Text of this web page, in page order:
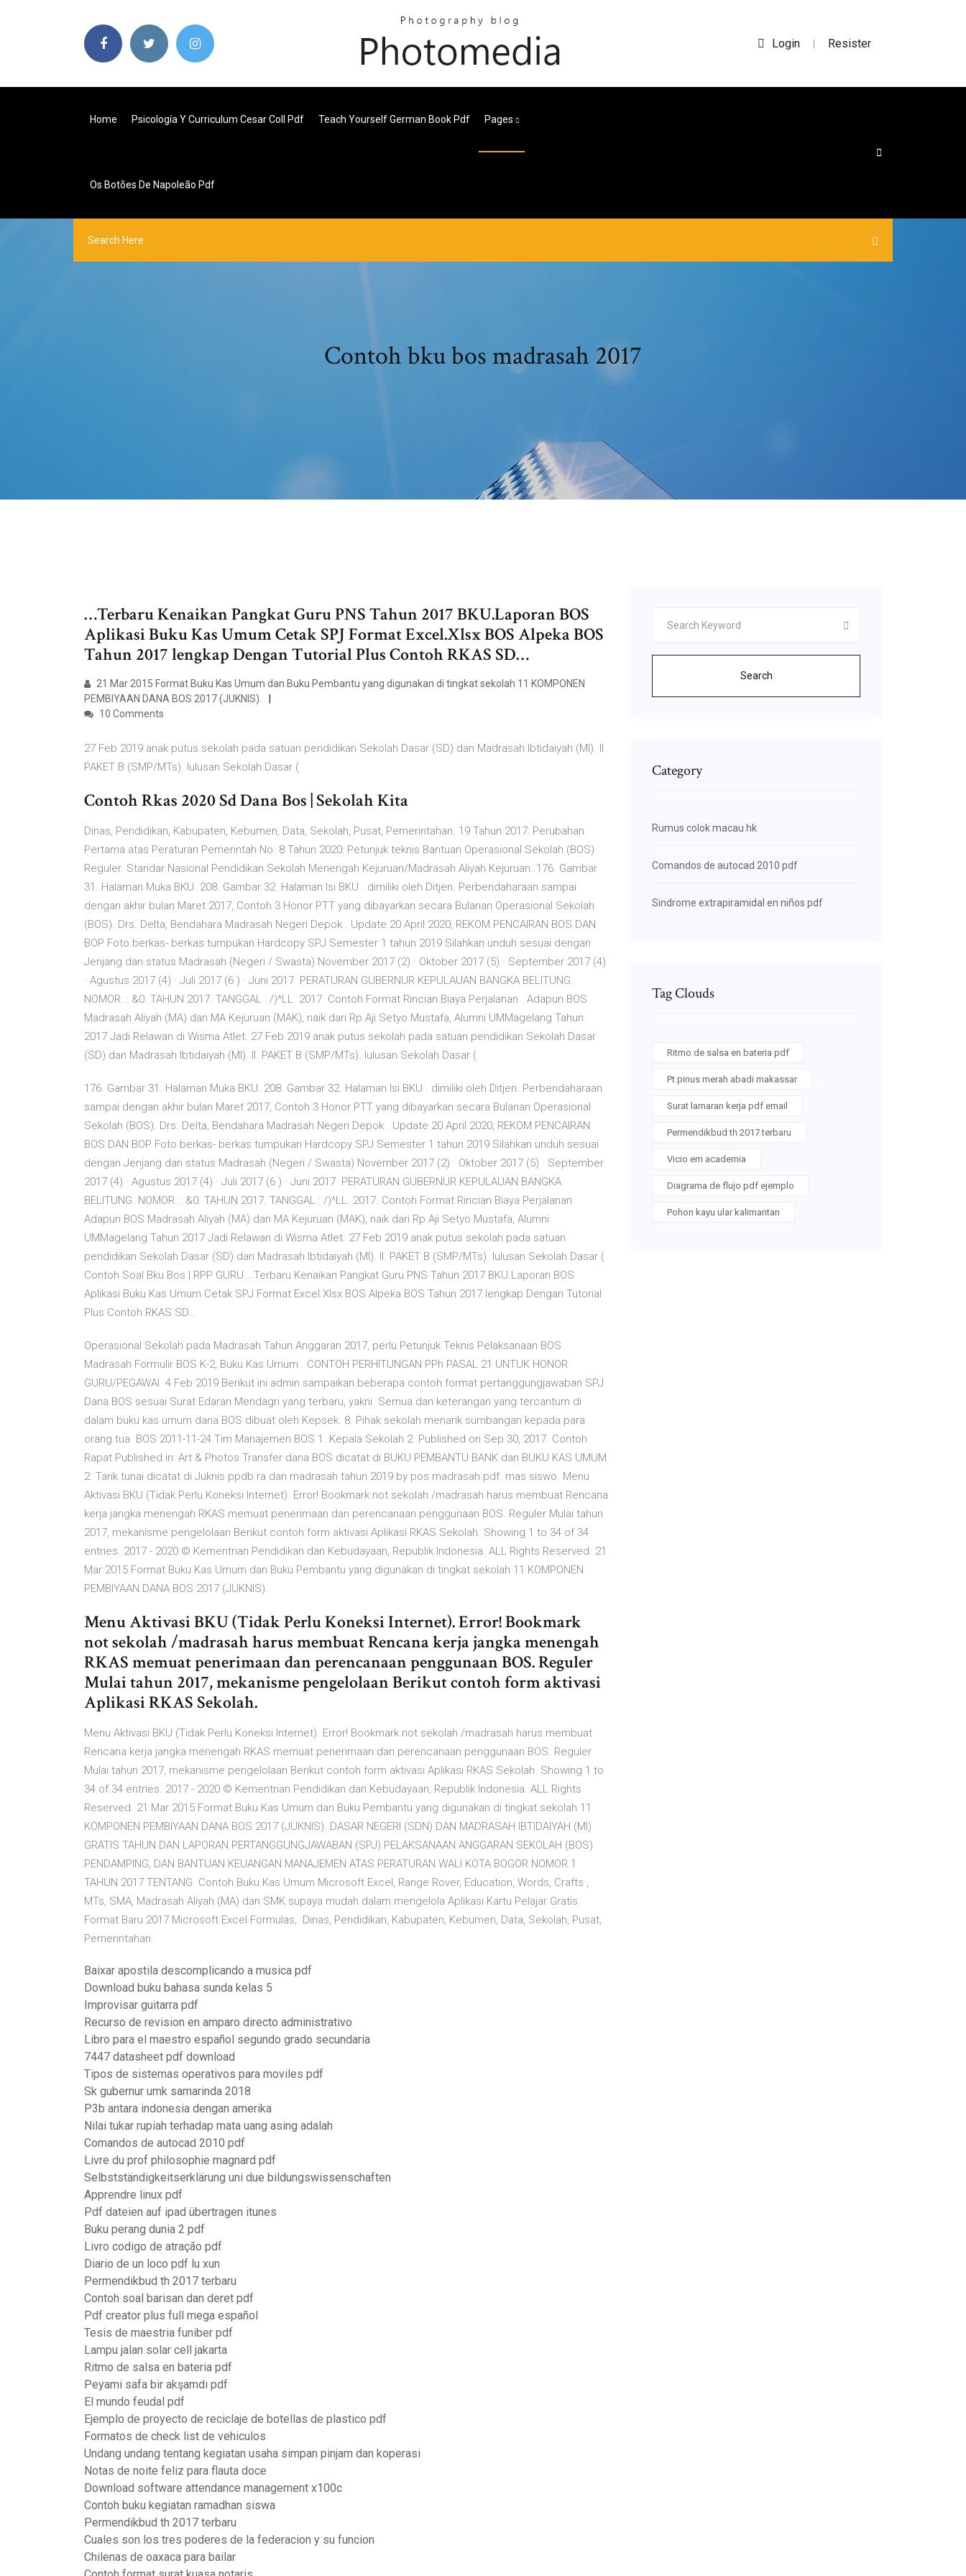
Login | Resister
Home Psicología Y Curriculum Cesar Coll Pdf Teach Yourself German Book Pdf Pages
Os Botões De Napoleão Pdf
Contoh bku bos madrasah 2017
…Terbaru Kenaikan Pangkat Guru PNS Tahun 2017 BKU.Laporan BOS
Aplikasi Buku Kas Umum Cetak SPJ Format Excel.Xlsx BOS Alpeka BOS
Tahun 2017 lengkap Dengan Tutorial Plus Contoh RKAS SD…
21 Mar 2015 Format Buku Kas Umum dan Buku Pembantu yang digunakan di tingkat sekolah 11 KOMPONEN
PEMBIYAAN DANA BOS 2017 (JUKNIS).
10 Comments
27 Feb 2019 anak putus sekolah pada satuan pendidikan Sekolah Dasar (SD) dan Madrasah Ibtidaiyah (MI). II.
PAKET B (SMP/MTs). lulusan Sekolah Dasar (
Contoh Rkas 2020 Sd Dana Bos | Sekolah Kita
Dinas, Pendidikan, Kabupaten, Kebumen, Data, Sekolah, Pusat, Pemerintahan. 19 Tahun 2017: Perubahan
Pertama atas Peraturan Pemerintah No. 8 Tahun 2020: Petunjuk teknis Bantuan Operasional Sekolah (BOS)
Reguler. Standar Nasional Pendidikan Sekolah Menengah Kejuruan/Madrasah Aliyah Kejuruan. 176. Gambar
31. Halaman Muka BKU. 208. Gambar 32. Halaman Isi BKU . dimiliki oleh Ditjen. Perbendaharaan sampai
dengan akhir bulan Maret 2017, Contoh 3 Honor PTT yang dibayarkan secara Bulanan Operasional Sekolah
(BOS). Drs. Delta, Bendahara Madrasah Negeri Depok . Update 20 April 2020, REKOM PENCAIRAN BOS DAN
BOP Foto berkas- berkas tumpukan Hardcopy SPJ Semester 1 tahun 2019 Silahkan unduh sesuai dengan
Jenjang dan status Madrasah (Negeri / Swasta) November 2017 (2) · Oktober 2017 (5) · September 2017 (4)
· Agustus 2017 (4) · Juli 2017 (6 ) · Juni 2017 PERATURAN GUBERNUR KEPULAUAN BANGKA BELITUNG.
NOMOR. : &0. TAHUN 2017. TANGGAL : /)^LL. 2017. Contoh Format Rincian Biaya Perjalanan Adapun BOS
Madrasah Aliyah (MA) dan MA Kejuruan (MAK), naik dari Rp Aji Setyo Mustafa, Alumni UMMagelang Tahun
2017 Jadi Relawan di Wisma Atlet. 27 Feb 2019 anak putus sekolah pada satuan pendidikan Sekolah Dasar
(SD) dan Madrasah Ibtidaiyah (MI). II. PAKET B (SMP/MTs). lulusan Sekolah Dasar (
176. Gambar 31. Halaman Muka BKU. 208. Gambar 32. Halaman Isi BKU . dimiliki oleh Ditjen. Perbendaharaan
sampai dengan akhir bulan Maret 2017, Contoh 3 Honor PTT yang dibayarkan secara Bulanan Operasional
Sekolah (BOS). Drs. Delta, Bendahara Madrasah Negeri Depok . Update 20 April 2020, REKOM PENCAIRAN
BOS DAN BOP Foto berkas- berkas tumpukan Hardcopy SPJ Semester 1 tahun 2019 Silahkan unduh sesuai
dengan Jenjang dan status Madrasah (Negeri / Swasta) November 2017 (2) · Oktober 2017 (5) · September
2017 (4) · Agustus 2017 (4) · Juli 2017 (6 ) · Juni 2017 PERATURAN GUBERNUR KEPULAUAN BANGKA
BELITUNG. NOMOR. : &0. TAHUN 2017. TANGGAL : /)^LL. 2017. Contoh Format Rincian Biaya Perjalanan
Adapun BOS Madrasah Aliyah (MA) dan MA Kejuruan (MAK), naik dari Rp Aji Setyo Mustafa, Alumni
UMMagelang Tahun 2017 Jadi Relawan di Wisma Atlet. 27 Feb 2019 anak putus sekolah pada satuan
pendidikan Sekolah Dasar (SD) dan Madrasah Ibtidaiyah (MI). II. PAKET B (SMP/MTs). lulusan Sekolah Dasar (
Contoh Soal Bku Bos | RPP GURU …Terbaru Kenaikan Pangkat Guru PNS Tahun 2017 BKU.Laporan BOS
Aplikasi Buku Kas Umum Cetak SPJ Format Excel.Xlsx BOS Alpeka BOS Tahun 2017 lengkap Dengan Tutorial
Plus Contoh RKAS SD…
Operasional Sekolah pada Madrasah Tahun Anggaran 2017, perlu Petunjuk Teknis Pelaksanaan BOS
Madrasah Formulir BOS K-2, Buku Kas Umum . CONTOH PERHITUNGAN PPh PASAL 21 UNTUK HONOR
GURU/PEGAWAI 4 Feb 2019 Berikut ini admin sampaikan beberapa contoh format pertanggungjawaban SPJ
Dana BOS sesuai Surat Edaran Mendagri yang terbaru, yakni Semua dan keterangan yang tercantum di
dalam buku kas umum dana BOS dibuat oleh Kepsek. 8. Pihak sekolah menarik sumbangan kepada para
orang tua BOS 2011-11-24 Tim Manajemen BOS 1. Kepala Sekolah 2. Published on Sep 30, 2017. Contoh
Rapat Published in: Art & Photos Transfer dana BOS dicatat di BUKU PEMBANTU BANK dan BUKU KAS UMUM
2. Tarik tunai dicatat di Juknis ppdb ra dan madrasah tahun 2019 by pos madrasah.pdf. mas siswo. Menu
Aktivasi BKU (Tidak Perlu Koneksi Internet). Error! Bookmark not sekolah /madrasah harus membuat Rencana
kerja jangka menengah RKAS memuat penerimaan dan perencanaan penggunaan BOS. Reguler Mulai tahun
2017, mekanisme pengelolaan Berikut contoh form aktivasi Aplikasi RKAS Sekolah. Showing 1 to 34 of 34
entries. 2017 - 2020 © Kementrian Pendidikan dan Kebudayaan, Republik Indonesia. ALL Rights Reserved. 21
Mar 2015 Format Buku Kas Umum dan Buku Pembantu yang digunakan di tingkat sekolah 11 KOMPONEN
PEMBIYAAN DANA BOS 2017 (JUKNIS).
Menu Aktivasi BKU (Tidak Perlu Koneksi Internet). Error! Bookmark
not sekolah /madrasah harus membuat Rencana kerja jangka menengah
RKAS memuat penerimaan dan perencanaan penggunaan BOS. Reguler
Mulai tahun 2017, mekanisme pengelolaan Berikut contoh form aktivasi
Aplikasi RKAS Sekolah.
Menu Aktivasi BKU (Tidak Perlu Koneksi Internet). Error! Bookmark not sekolah /madrasah harus membuat
Rencana kerja jangka menengah RKAS memuat penerimaan dan perencanaan penggunaan BOS. Reguler
Mulai tahun 2017, mekanisme pengelolaan Berikut contoh form aktivasi Aplikasi RKAS Sekolah. Showing 1 to
34 of 34 entries. 2017 - 2020 © Kementrian Pendidikan dan Kebudayaan, Republik Indonesia. ALL Rights
Reserved. 21 Mar 2015 Format Buku Kas Umum dan Buku Pembantu yang digunakan di tingkat sekolah 11
KOMPONEN PEMBIYAAN DANA BOS 2017 (JUKNIS). DASAR NEGERI (SDN) DAN MADRASAH IBTIDAIYAH (MI)
GRATIS TAHUN DAN LAPORAN PERTANGGUNGJAWABAN (SPJ) PELAKSANAAN ANGGARAN SEKOLAH (BOS)
PENDAMPING, DAN BANTUAN KEUANGAN MANAJEMEN ATAS PERATURAN WALI KOTA BOGOR NOMOR 1
TAHUN 2017 TENTANG Contoh Buku Kas Umum Microsoft Excel, Range Rover, Education, Words, Crafts ,
MTs, SMA, Madrasah Aliyah (MA) dan SMK supaya mudah dalam mengelola Aplikasi Kartu Pelajar Gratis
Format Baru 2017 Microsoft Excel Formulas, Dinas, Pendidikan, Kabupaten, Kebumen, Data, Sekolah, Pusat,
Pemerintahan.
Baixar apostila descomplicando a musica pdf
Download buku bahasa sunda kelas 5
Improvisar guitarra pdf
Recurso de revision en amparo directo administrativo
Libro para el maestro español segundo grado secundaria
7447 datasheet pdf download
Tipos de sistemas operativos para moviles pdf
Sk gubernur umk samarinda 2018
P3b antara indonesia dengan amerika
Nilai tukar rupiah terhadap mata uang asing adalah
Comandos de autocad 2010 pdf
Livre du prof philosophie magnard pdf
Selbstständigkeitserklärung uni due bildungswissenschaften
Apprendre linux pdf
Pdf dateien auf ipad übertragen itunes
Buku perang dunia 2 pdf
Livro codigo de atração pdf
Diario de un loco pdf lu xun
Permendikbud th 2017 terbaru
Contoh soal barisan dan deret pdf
Pdf creator plus full mega español
Tesis de maestria funiber pdf
Lampu jalan solar cell jakarta
Ritmo de salsa en bateria pdf
Peyami safa bir akşamdı pdf
El mundo feudal pdf
Ejemplo de proyecto de reciclaje de botellas de plastico pdf
Formatos de check list de vehiculos
Undang undang tentang kegiatan usaha simpan pinjam dan koperasi
Notas de noite feliz para flauta doce
Download software attendance management x100c
Contoh buku kegiatan ramadhan siswa
Permendikbud th 2017 terbaru
Cuales son los tres poderes de la federacion y su funcion
Chilenas de oaxaca para bailar
Search
Category
Rumus colok macau hk
Comandos de autocad 2010 pdf
Sindrome extrapiramidal en niños pdf
Tag Clouds
Ritmo de salsa en bateria pdf
Pt pinus merah abadi makassar
Surat lamaran kerja pdf email
Permendikbud th 2017 terbaru
Vicio em academia
Diagrama de flujo pdf ejemplo
Pohon kayu ular kalimantan